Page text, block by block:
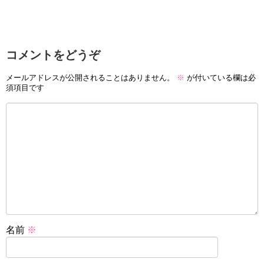
コメントをどうぞ
メールアドレスが公開されることはありません。 ※ が付いている欄は必
須項目です
名前 ※